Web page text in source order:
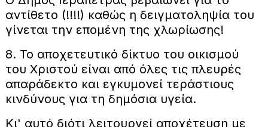
αντίθετο (!!!!) καθώς η δειγματοληψία του
γίνεται την επομένη της χλωρίωσης!
8. Το αποχετευτικό δίκτυο του οικισμού
του Χριστού είναι από όλες τις πλευρές
απαράδεκτο και εγκυμονεί τεράστιους
κινδύνους για τη δημόσια υγεία.
Κι' αυτό διότι λειτουργεί αποχέτευση με